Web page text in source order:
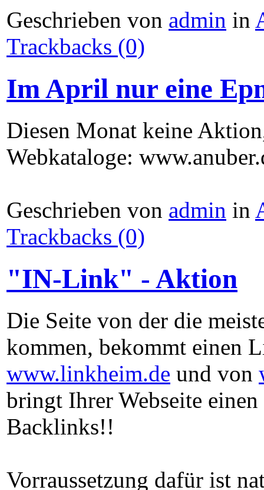
Geschrieben von admin in
Trackbacks (0)
Im April nur eine
Diesen Monat keine
Webkataloge:
Geschrieben von admin in
Trackbacks (0)
"IN-Link" - Aktion
Die Seite von der die
kommen, bekommt einen
www.linkheim.de und von
bringt Ihrer Webseite
Backlinks!!
Vorraussetzung dafür ist